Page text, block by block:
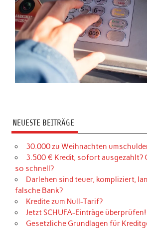
NEUESTE BEITRÄGE
30.000 zu Weihnachten
3.500 € Kredit, sofort ausgezahlt?
so schnell?
Darlehen sind teuer, kompliziert,
falsche Bank?
Kredite zum Null-Tarif?
Jetzt SCHUFA-Einträge überprüfen!
Gesetzliche Grundlagen für